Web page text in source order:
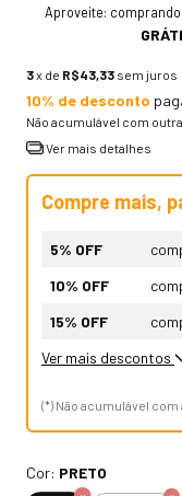
Aproveite:
3x de R$43,33 sem juros
10% de desconto
Não acumulável com
Ver mais detalhes
Compre mais,
5% OFF
10% OFF
15% OFF
Ver mais descontos
(*) Não acumulável
Cor: PRETO